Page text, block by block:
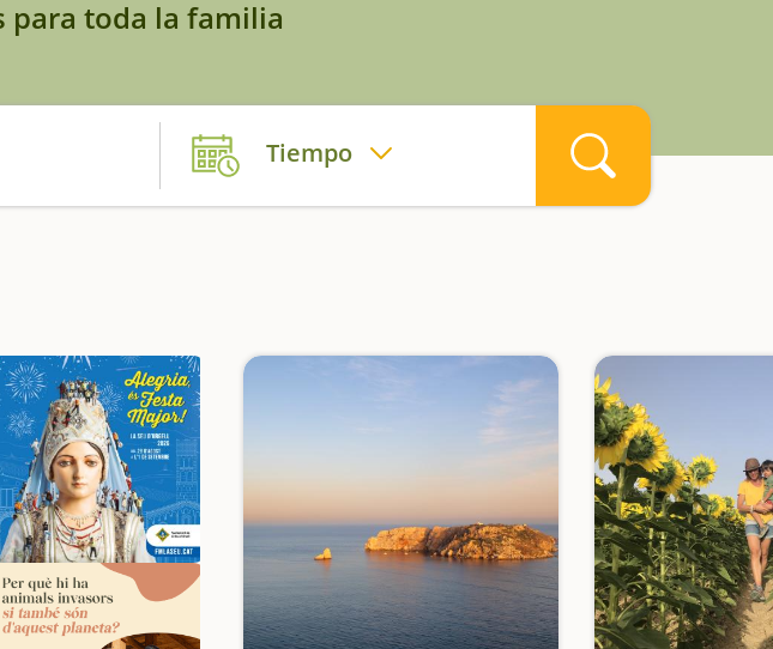
para toda la familia
Tiempo